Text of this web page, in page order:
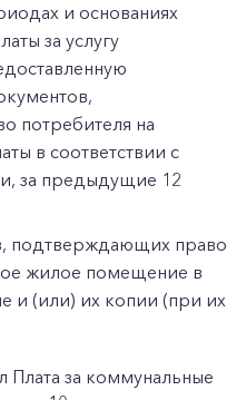
и основаниях
за услугу
потребителя на
в соответствии с
за предыдущие 12
подтверждающих право
жилое помещение в
и (или) их копии (при их
Плата за коммунальные